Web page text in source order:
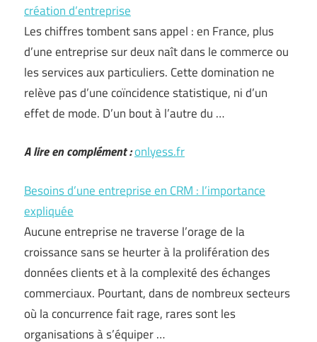
création d’entreprise
Les chiffres tombent sans appel : en France, plus
d’une entreprise sur deux naît dans le commerce ou
les services aux particuliers. Cette domination ne
relève pas d’une coïncidence statistique, ni d’un
effet de mode. D’un bout à l’autre du …
A lire en complément :onlyess.fr
Besoins d’une entreprise en CRM : l’importance
expliquée
Aucune entreprise ne traverse l’orage de la
croissance sans se heurter à la prolifération des
données clients et à la complexité des échanges
commerciaux. Pourtant, dans de nombreux secteurs
où la concurrence fait rage, rares sont les
organisations à s’équiper …